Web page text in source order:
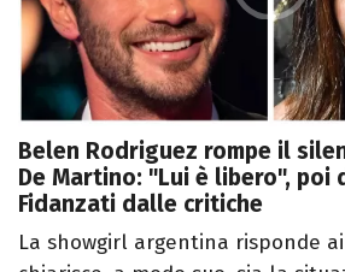
Belen Rodriguez rompe il
De Martino: "Lui è libero", poi
Fidanzati dalle critiche
La showgirl argentina risponde